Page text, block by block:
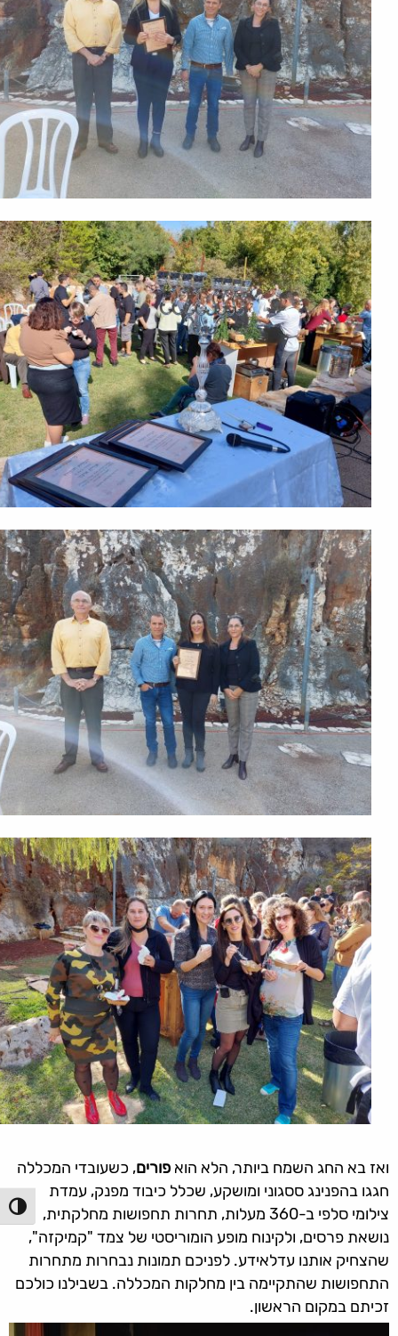
ואז בא החג השמח ביותר, הלא הוא פורים, כשעובדי המכללה
חגגו בהפנינג ססגוני ומושקע, שכלל כיבוד מפנק, עמדת
צילומי סלפי ב-360 מעלות, תחרות תחפושות מחלקתית,
נושאת פרסים, ולקינוח מופע הומוריסטי של צמד "קמיקזה",
שהצחיק אותנו עדלאידע. לפניכם תמונות נבחרות מתחרות
התחפושות שהתקיימה בין מחלקות המכללה. בשבילנו כולכם
זכיתם במקום הראשון.